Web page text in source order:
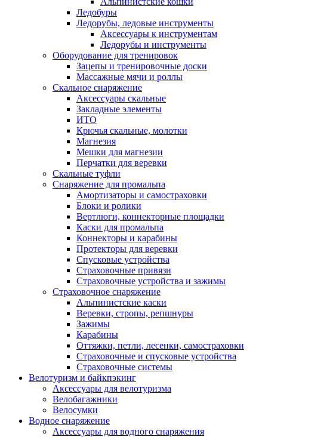
Ледобуры
Ледорубы, ледовые инструменты
Аксессуары к инструментам
Ледорубы и инструменты
Оборудование для тренировок
Зацепы и тренировочные доски
Массажные мячи и роллы
Скальное снаряжение
Аксессуары скальные
Закладные элементы
ИТО
Крючья скальные, молотки
Магнезия
Мешки для магнезии
Перчатки для веревки
Скальные туфли
Снаряжение для промальпа
Амортизаторы и самостраховки
Блоки и ролики
Вертлюги, коннекторные площадки
Каски для промальпа
Коннекторы и карабины
Протекторы для веревки
Спусковые устройства
Страховочные привязи
Страховочные устройства и зажимы
Страховочное снаряжение
Альпинистские каски
Веревки, стропы, репшнуры
Зажимы
Карабины
Оттяжки, петли, лесенки, самостраховки
Страховочные и спусковые устройства
Страховочные системы
Велотуризм и байкпэкинг
Аксессуары для велотуризма
Велобагажники
Велосумки
Водное снаряжение
Аксессуары для водного снаряжения